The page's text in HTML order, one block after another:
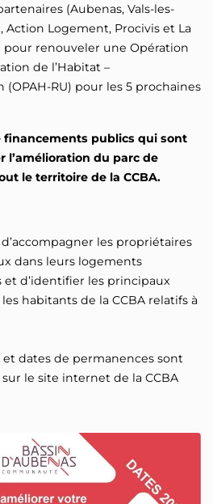
(Aubenas, Vals-les-
Action Logement, Procivis et La
pour renouveler une Opération
de l’Habitat –
RU) pour les 5 prochaines
financements publics qui sont
l’amélioration du parc de
le territoire de la CCBA.
les propriétaires
dans leurs logements
d’identifier les principaux
habitants de la CCBA relatifs à
dates de permanences sont
le site internet de la CCBA